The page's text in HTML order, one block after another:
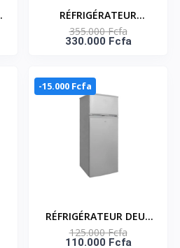
RÉFRIGÉRATEUR
DOUBLE PORTES 425LT
NET – HNASFC2-54
355.000 Fcfa
330.000 Fcfa
-15.000 Fcfa
RÉFRIGÉRATEUR DEUX
PORTES 138 LITRES –
125.000 Fcfa
110.000 Fcfa